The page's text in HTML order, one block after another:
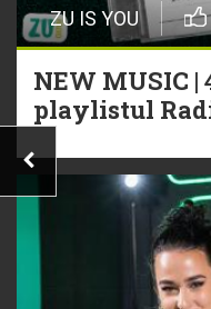
ZU IS YOU
NEW MUSIC |
playlistul